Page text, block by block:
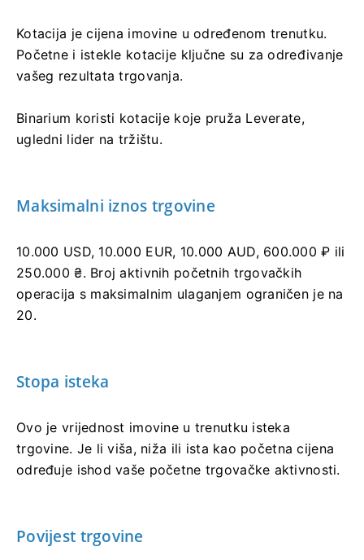
Kotacija je cijena imovine u određenom trenutku.
Početne i istekle kotacije ključne su za određivanje
vašeg rezultata trgovanja.
Binarium koristi kotacije koje pruža Leverate,
ugledni lider na tržištu.
Maksimalni iznos trgovine
10.000 USD, 10.000 EUR, 10.000 AUD, 600.000 ₽ ili
250.000 ₴. Broj aktivnih početnih trgovačkih
operacija s maksimalnim ulaganjem ograničen je na
20.
Stopa isteka
Ovo je vrijednost imovine u trenutku isteka
trgovine. Je li viša, niža ili ista kao početna cijena
određuje ishod vaše početne trgovačke aktivnosti.
Povijest trgovine